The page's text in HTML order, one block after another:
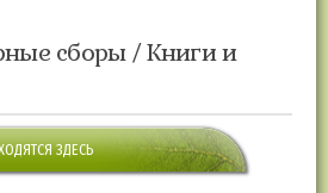
сборы / Книги и
ЗДЕСЬ